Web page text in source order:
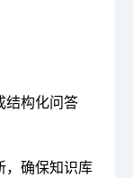
结构化问答
，确保知识库